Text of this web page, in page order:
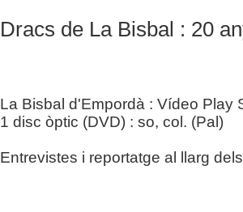
Dracs de La Bisbal : 20
La Bisbal d'Empordà : Vídeo Play
1 disc òptic (DVD) : so, col. (Pal)
Entrevistes i reportatge al llarg